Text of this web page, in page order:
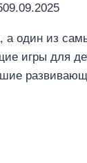
09.09.2025
а один из
игры для